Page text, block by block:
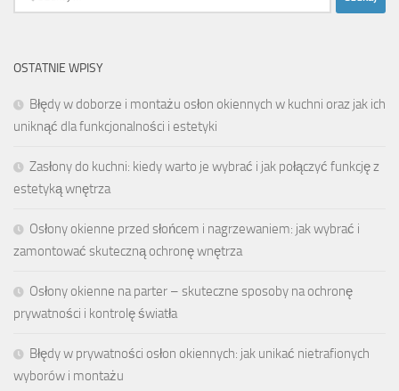
OSTATNIE WPISY
Błędy w doborze i montażu osłon okiennych w kuchni oraz jak ich
uniknąć dla funkcjonalności i estetyki
Zasłony do kuchni: kiedy warto je wybrać i jak połączyć funkcję z
estetyką wnętrza
Osłony okienne przed słońcem i nagrzewaniem: jak wybrać i
zamontować skuteczną ochronę wnętrza
Osłony okienne na parter – skuteczne sposoby na ochronę
prywatności i kontrolę światła
Błędy w prywatności osłon okiennych: jak unikać nietrafionych
wyborów i montażu